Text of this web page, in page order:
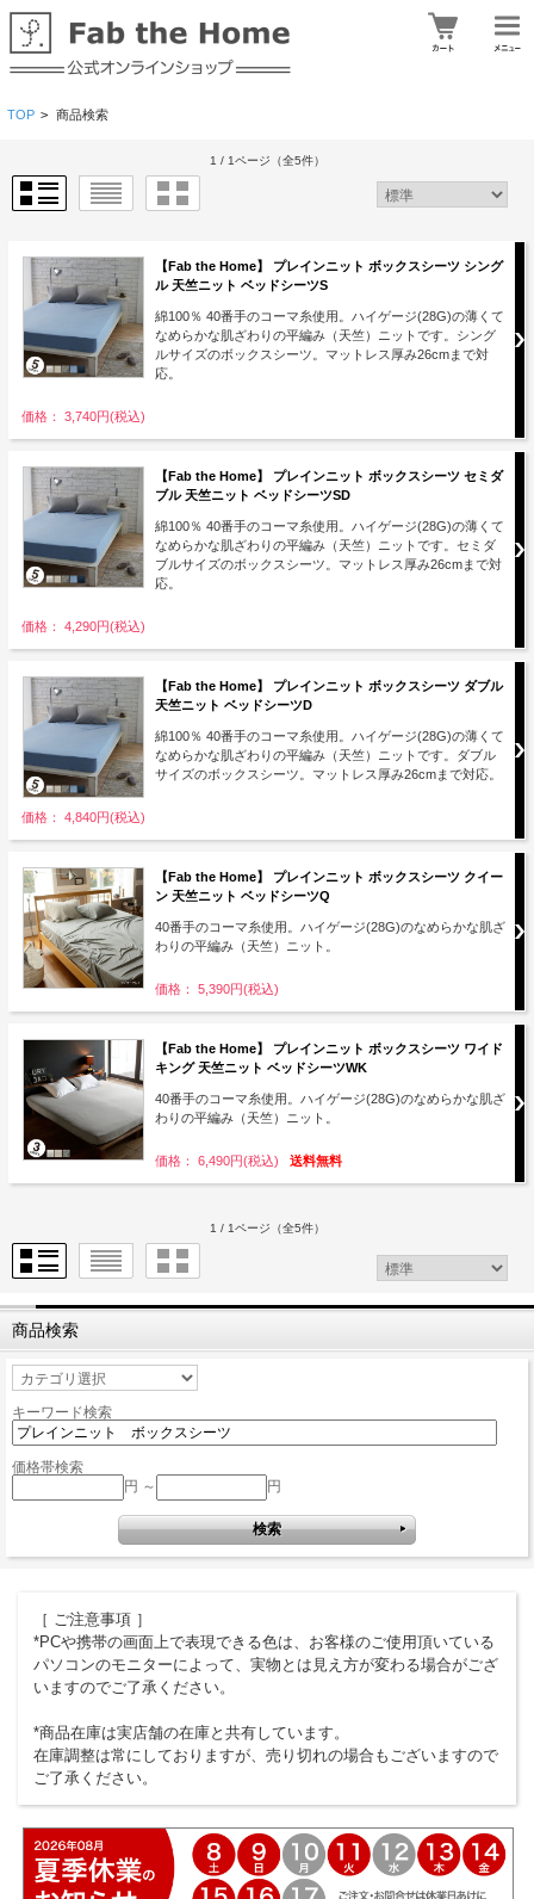
TOP > 商品検索
1 / 1ページ （全5件）
【Fab the Home】 プレインニット ボックスシーツ シング
ル 天竺ニット ベッドシーツS
綿100％ 40番手のコーマ糸使用。ハイゲージ(28G)の薄くて
なめらかな肌ざわりの平編み（天竺）ニットです。シング
ルサイズのボックスシーツ。マットレス厚み26cmまで対
応。
価格： 3,740円(税込)
【Fab the Home】 プレインニット ボックスシーツ セミダ
ブル 天竺ニット ベッドシーツSD
綿100％ 40番手のコーマ糸使用。ハイゲージ(28G)の薄くて
なめらかな肌ざわりの平編み（天竺）ニットです。セミダ
ブルサイズのボックスシーツ。マットレス厚み26cmまで対
応。
価格： 4,290円(税込)
【Fab the Home】 プレインニット ボックスシーツ ダブル
天竺ニット ベッドシーツD
綿100％ 40番手のコーマ糸使用。ハイゲージ(28G)の薄くて
なめらかな肌ざわりの平編み（天竺）ニットです。ダブル
サイズのボックスシーツ。マットレス厚み26cmまで対応。
価格： 4,840円(税込)
【Fab the Home】 プレインニット ボックスシーツ クイー
ン 天竺ニット ベッドシーツQ
40番手のコーマ糸使用。ハイゲージ(28G)のなめらかな肌ざ
わりの平編み（天竺）ニット。
価格： 5,390円(税込)
【Fab the Home】 プレインニット ボックスシーツ ワイド
キング 天竺ニット ベッドシーツWK
40番手のコーマ糸使用。ハイゲージ(28G)のなめらかな肌ざ
わりの平編み（天竺）ニット。
価格： 6,490円(税込) 送料無料
1 / 1ページ （全5件）
商品検索
キーワード検索
価格帯検索
円 ～
円
［ ご注意事項 ］
*PCや携帯の画面上で表現できる色は、お客様のご使用頂いている
パソコンのモニターによって、実物とは見え方が変わる場合がござ
いますのでご了承ください。
*商品在庫は実店舗の在庫と共有しています。
在庫調整は常にしておりますが、売り切れの場合もございますので
ご了承ください。